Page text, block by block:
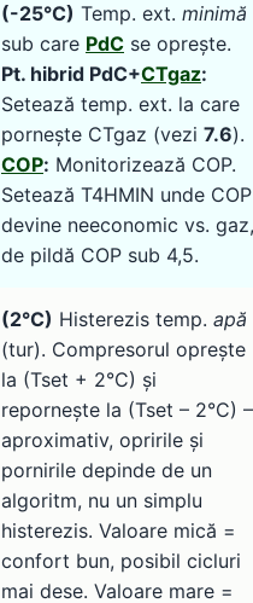
(-25°C) Temp. ext. minimă
sub care PdC se oprește.
Pt. hibrid PdC+CTgaz:
Setează temp. ext. la care
pornește CTgaz (vezi 7.6).
COP: Monitorizează COP.
Setează T4HMIN unde COP
devine neeconomic vs. gaz,
de pildă COP sub 4,5.
(2°C) Histerezis temp. apă
(tur). Compresorul oprește
la (Tset + 2°C) și
repornește la (Tset – 2°C) –
aproximativ, opririle și
pornirile depinde de un
algoritm, nu un simplu
histerezis. Valoare mică =
confort bun, posibil cicluri
mai dese. Valoare mare =